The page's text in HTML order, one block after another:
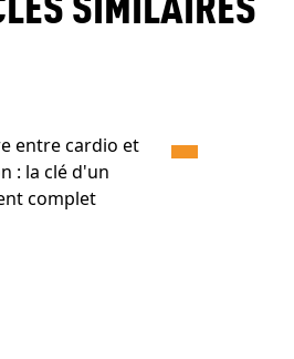
SIMILAIRES